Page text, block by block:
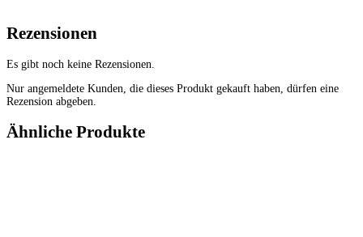
Rezensionen
Es gibt noch keine Rezensionen.
Nur angemeldete Kunden, die dieses Produkt gekauft haben, dürfen eine
Rezension abgeben.
Ähnliche Produkte